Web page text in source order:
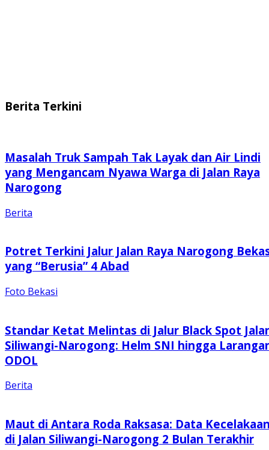
Berita Terkini
Masalah Truk Sampah Tak Layak dan Air Lindi
yang Mengancam Nyawa Warga di Jalan Raya
Narogong
Berita
Potret Terkini Jalur Jalan Raya Narogong
yang “Berusia” 4 Abad
Foto Bekasi
Standar Ketat Melintas di Jalur Black Spot
Siliwangi-Narogong: Helm SNI hingga
ODOL
Berita
Maut di Antara Roda Raksasa: Data
di Jalan Siliwangi-Narogong 2 Bulan Terakhir